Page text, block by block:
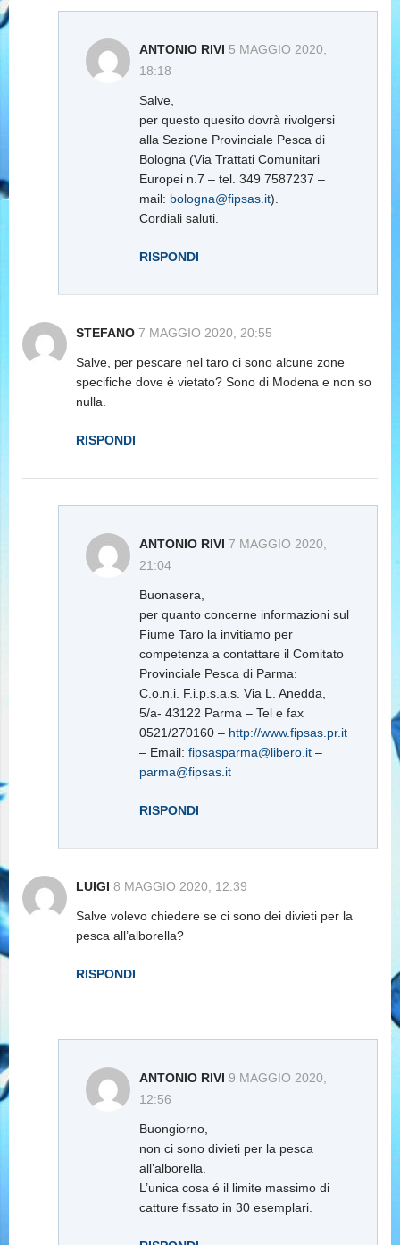
ANTONIO RIVI 5 MAGGIO 2020,
18:18
Salve,
per questo quesito dovrà rivolgersi
alla Sezione Provinciale Pesca di
Bologna (Via Trattati Comunitari
Europei n.7 – tel. 349 7587237 –
mail: bologna@fipsas.it).
Cordiali saluti.
RISPONDI
STEFANO 7 MAGGIO 2020, 20:55
Salve, per pescare nel taro ci sono alcune zone
specifiche dove è vietato? Sono di Modena e non so
nulla.
RISPONDI
ANTONIO RIVI 7 MAGGIO 2020,
21:04
Buonasera,
per quanto concerne informazioni sul
Fiume Taro la invitiamo per
competenza a contattare il Comitato
Provinciale Pesca di Parma:
C.o.n.i. F.i.p.s.a.s. Via L. Anedda,
5/a- 43122 Parma – Tel e fax
0521/270160 – http://www.fipsas.pr.it
– Email: fipsasparma@libero.it –
parma@fipsas.it
RISPONDI
LUIGI 8 MAGGIO 2020, 12:39
Salve volevo chiedere se ci sono dei divieti per la
pesca all’alborella?
RISPONDI
ANTONIO RIVI 9 MAGGIO 2020,
12:56
Buongiorno,
non ci sono divieti per la pesca
all’alborella.
L’unica cosa é il limite massimo di
catture fissato in 30 esemplari.